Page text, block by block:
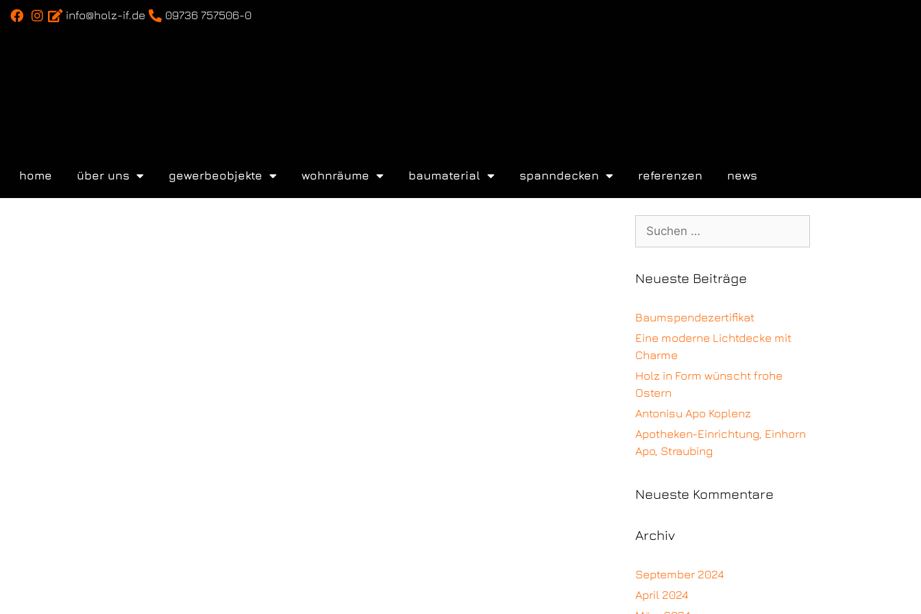
info@holz-if.de 09736 757506-0
home über uns gewerbeobjekte wohnräume baumaterial spanndecken referenzen news
Neueste Beiträge
Baumspendezertifikat
Eine moderne Lichtdecke mit
Charme
Holz in Form wünscht frohe
Ostern
Antonisu Apo Koplenz
Apotheken-Einrichtung, Einhorn
Apo, Straubing
Neueste Kommentare
Archiv
September 2024
April 2024